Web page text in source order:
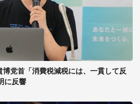
党首「消費税減税には、一貫して反
に反響